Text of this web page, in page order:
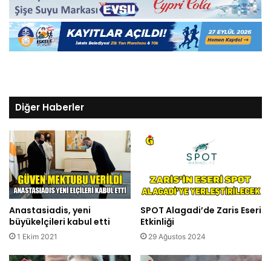
Diğer Haberler
Anastasiadis, yeni
büyükelçileri kabul etti
1 Ekim 2021
SPOT Alagadi’de Zaris Eseri
Etkinliği
29 Ağustos 2024